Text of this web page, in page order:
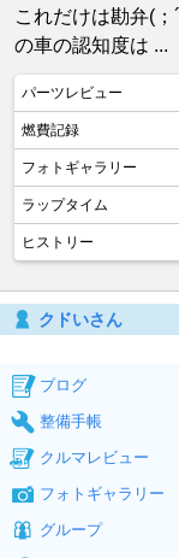
これだけは勘弁(
の車の認知度は ...
パーツレビュー
燃費記録
フォトギャラリー
ラップタイム
ヒストリー
クドいさん
ブログ
整備手帳
クルマレビュー
フォトギャラリー
グループ